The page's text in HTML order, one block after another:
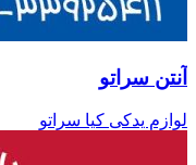
آنتن سراتو
لوازم یدکی کیا سراتو